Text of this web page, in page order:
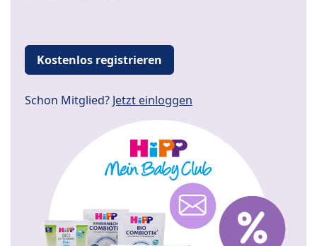
Kostenlos registrieren
Schon Mitglied? Jetzt einloggen